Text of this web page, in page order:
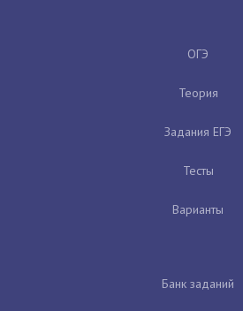
ОГЭ
Теория
Задания ЕГЭ
Тесты
Варианты
Банк заданий